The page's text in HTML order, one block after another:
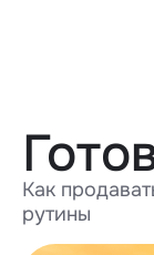
Как
рутины